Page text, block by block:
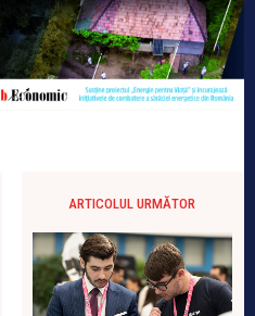
ARTICOLUL URMĂTOR